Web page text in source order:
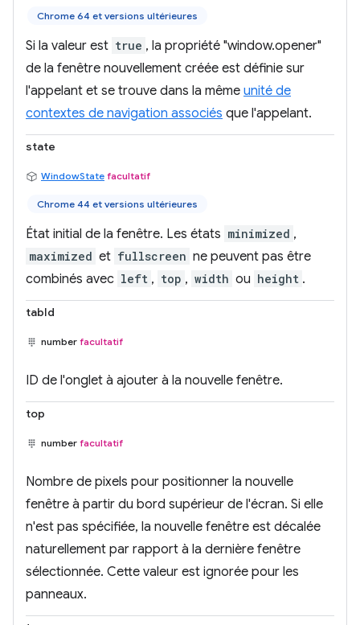
Chrome 64 et versions ultérieures
Si la valeur est true , la propriété "window.opener"
de la fenêtre nouvellement créée est définie sur
l'appelant et se trouve dans la même unité de
contextes de navigation associés que l'appelant.
state
WindowState facultatif
Chrome 44 et versions ultérieures
État initial de la fenêtre. Les états minimized ,
maximized et fullscreen ne peuvent pas être
combinés avec left , top , width ou height .
tabId
number facultatif
ID de l'onglet à ajouter à la nouvelle fenêtre.
top
number facultatif
Nombre de pixels pour positionner la nouvelle
fenêtre à partir du bord supérieur de l'écran. Si elle
n'est pas spécifiée, la nouvelle fenêtre est décalée
naturellement par rapport à la dernière fenêtre
sélectionnée. Cette valeur est ignorée pour les
panneaux.